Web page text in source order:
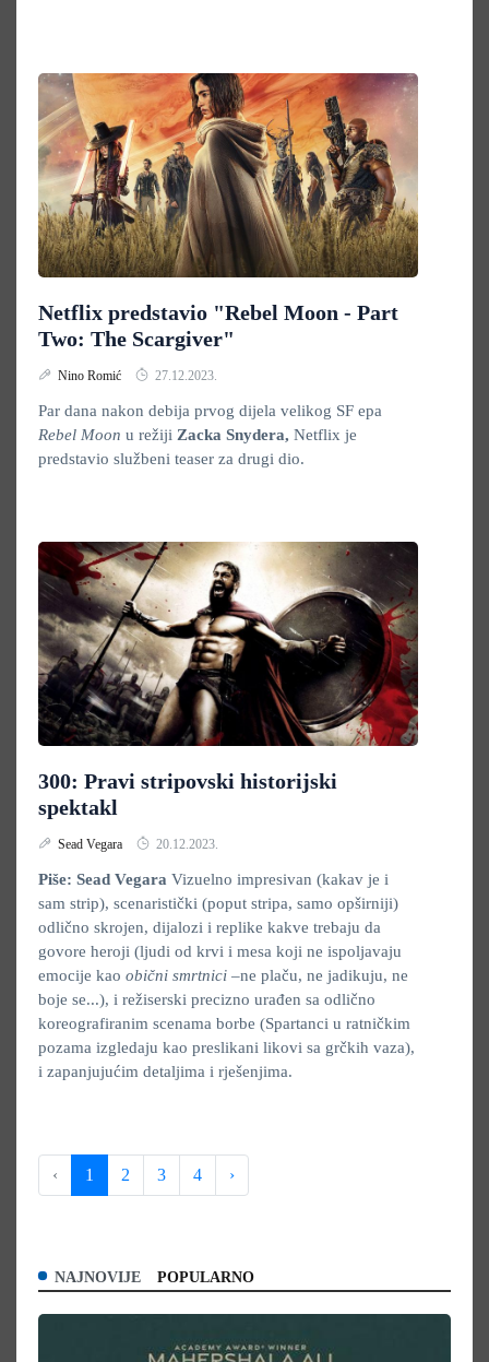
Netflix predstavio "Rebel Moon - Part
Two: The Scargiver"
Nino Romić 27.12.2023.
Par dana nakon debija prvog dijela velikog SF epa
Rebel Moon u režiji Zacka Snydera, Netflix je
predstavio službeni teaser za drugi dio.
300: Pravi stripovski historijski
spektakl
Sead Vegara 20.12.2023.
Piše: Sead Vegara Vizuelno impresivan (kakav je i
sam strip), scenaristički (poput stripa, samo opširniji)
odlično skrojen, dijalozi i replike kakve trebaju da
govore heroji (ljudi od krvi i mesa koji ne ispoljavaju
emocije kao obični smrtnici –ne plaču, ne jadikuju, ne
boje se...), i režiserski precizno urađen sa odlično
koreografiranim scenama borbe (Spartanci u ratničkim
pozama izgledaju kao preslikani likovi sa grčkih vaza),
i zapanjujućim detaljima i rješenjima.
‹ 1 2 3 4 ›
NAJNOVIJE POPULARNO